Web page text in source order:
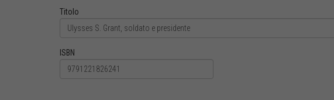
Titolo
ISBN